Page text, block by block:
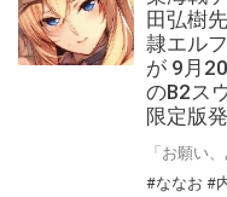
田弘樹
隷エル
が 9月
のB2ス
限定版
#ななお #